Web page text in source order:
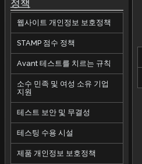
정책
웹사이트 개인정보 보호정책
STAMP 점수 정책
Avant 테스트를 치르는 규칙
소수 민족 및 여성 소유 기업
지원
테스트 보안 및 무결성
테스팅 수용 시설
제품 개인정보 보호정책